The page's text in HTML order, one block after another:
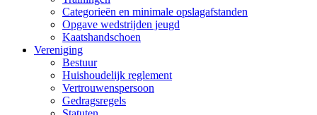
Categorieën en minimale opslagafstanden
Opgave wedstrijden jeugd
Kaatshandschoen
Vereniging
Bestuur
Huishoudelijk reglement
Vertrouwenspersoon
Gedragsregels